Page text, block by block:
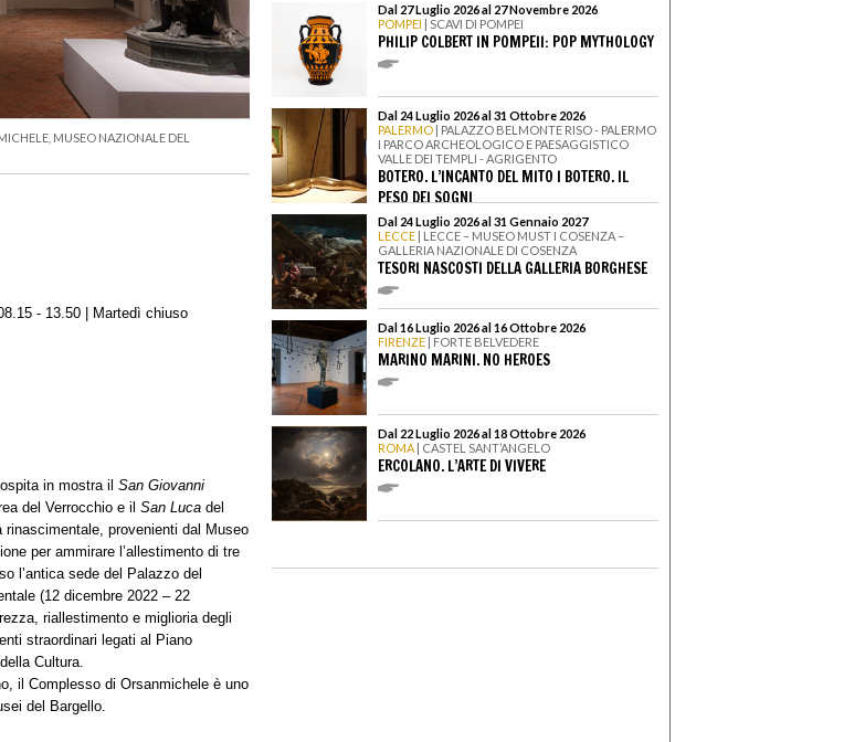
MUSEO NAZIONALE DEL
- 13.50 | Martedì chiuso
in mostra il San Giovanni
del Verrocchio e il San Luca del
provenienti dal Museo
per ammirare l’allestimento di tre
l’antica sede del Palazzo del
(12 dicembre 2022 – 22
riallestimento e miglioria degli
straordinari legati al Piano
Cultura.
il Complesso di Orsanmichele è uno
del Bargello.
Dal 27 Luglio 2026 al 27 Novembre 2026
POMPEI | SCAVI DI POMPEI
PHILIP COLBERT IN POMPEII: POP MYTHOLOGY
Dal 24 Luglio 2026 al 31 Ottobre 2026
PALERMO | PALAZZO BELMONTE RISO - PALERMO
I PARCO ARCHEOLOGICO E PAESAGGISTICO
VALLE DEI TEMPLI - AGRIGENTO
BOTERO. L’INCANTO DEL MITO I BOTERO. IL
PESO DEI SOGNI
Dal 24 Luglio 2026 al 31 Gennaio 2027
LECCE | LECCE – MUSEO MUST I COSENZA –
GALLERIA NAZIONALE DI COSENZA
TESORI NASCOSTI DELLA GALLERIA BORGHESE
Dal 16 Luglio 2026 al 16 Ottobre 2026
FIRENZE | FORTE BELVEDERE
MARINO MARINI. NO HEROES
Dal 22 Luglio 2026 al 18 Ottobre 2026
ROMA | CASTEL SANT’ANGELO
ERCOLANO. L’ARTE DI VIVERE